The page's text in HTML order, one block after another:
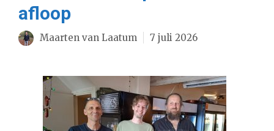
afloop
Maarten van Laatum 7 juli 2026